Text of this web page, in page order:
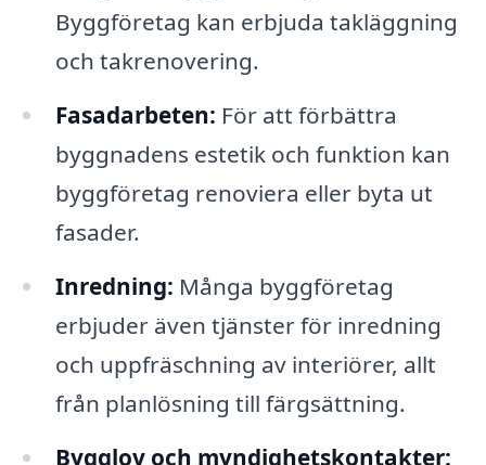
Byggföretag kan erbjuda takläggning
och takrenovering.
Fasadarbeten: För att förbättra
byggnadens estetik och funktion kan
byggföretag renoviera eller byta ut
fasader.
Inredning: Många byggföretag
erbjuder även tjänster för inredning
och uppfräschning av interiörer, allt
från planlösning till färgsättning.
Bygglov och myndighetskontakter: